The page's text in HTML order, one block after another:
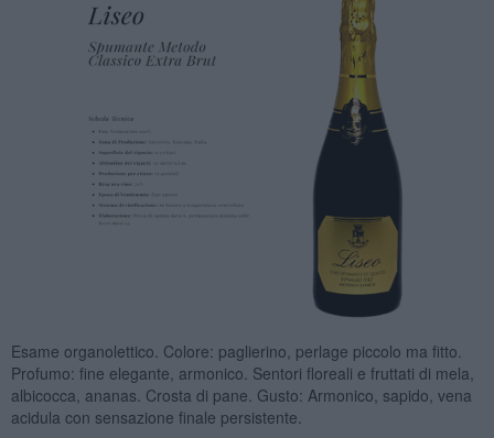
Esame organolettico. Colore: paglierino, perlage piccolo ma fitto.
Profumo: fine elegante, armonico. Sentori floreali e fruttati di mela,
albicocca, ananas. Crosta di pane. Gusto: Armonico, sapido, vena
acidula con sensazione finale persistente.